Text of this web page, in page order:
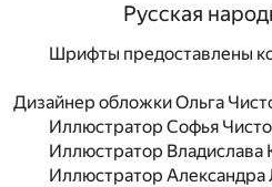
Русская
Шрифты предоставлены
Дизайнер обложки Ольга
Иллюстратор Софья
Иллюстратор Владислава
Иллюстратор Александра